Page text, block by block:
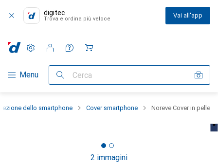
digitec
Trova e ordina più veloce Vai all'app
Categoria Navigazione
Menu Cerca
Impostazioni
Conto cliente
Liste di confronto
Liste dei desideri
Carrello
dello smartphone Cover smartphone Noreve Cover in pelle
2 immagini